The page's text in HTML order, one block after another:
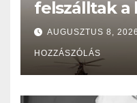
felszálltak a
helikopterei,
közleményt
AUGUSZTUS 8, 2026
HOZZÁSZÓLÁS